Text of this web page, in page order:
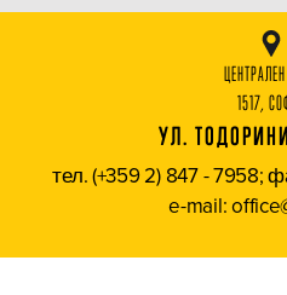
1517,
УЛ.
тел. (+359 2) 847 - 7958;
e-mail: